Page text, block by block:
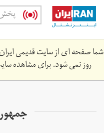
Skip
main
content
شما صفحه ای از سایت قدیمی ایران
روز نمی شود. برای مشاهده